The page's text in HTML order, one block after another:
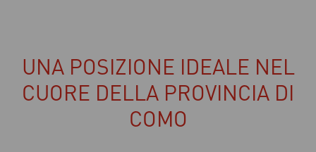
UNA POSIZIONE IDEALE NEL
CUORE DELLA PROVINCIA DI
COMO